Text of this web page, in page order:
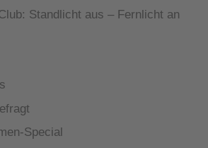
Standlicht aus – Fernlicht an
Special